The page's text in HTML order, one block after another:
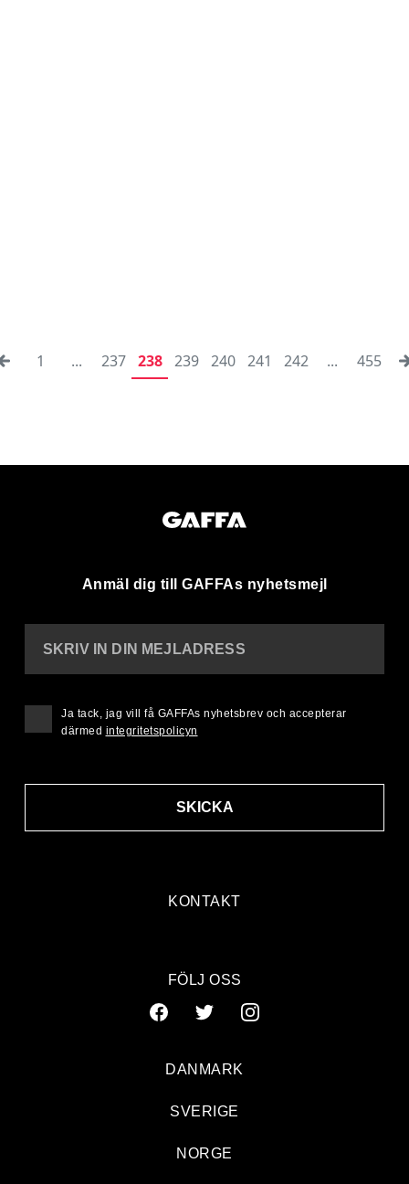
1 ... 237 238 239 240 241 242 ... 455
Anmäl dig till GAFFAs nyhetsmejl
KONTAKT
SKRIV IN DIN MEJLADRESS
SKICKA
Ja tack, jag vill få GAFFAs nyhetsbrev och accepterar
därmed integritetspolicyn
FÖLJ OSS
DANMARK
SVERIGE
NORGE